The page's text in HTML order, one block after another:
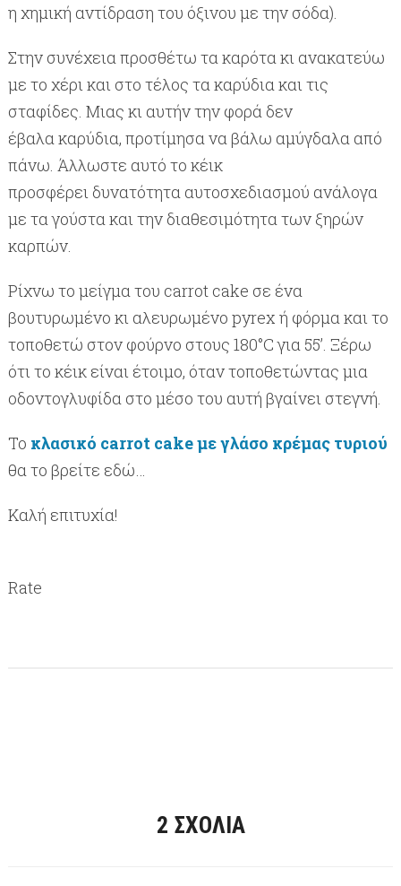
η χημική αντίδραση του όξινου με την σόδα).
Στην συνέχεια προσθέτω τα καρότα κι ανακατεύω
με το χέρι και στο τέλος τα καρύδια και τις
σταφίδες. Μιας κι αυτήν την φορά δεν
έβαλα καρύδια, προτίμησα να βάλω αμύγδαλα από
πάνω. Άλλωστε αυτό το κέικ
προσφέρει δυνατότητα αυτοσχεδιασμού ανάλογα
με τα γούστα και την διαθεσιμότητα των ξηρών
καρπών.
Ρίχνω το μείγμα του carrot cake σε ένα
βουτυρωμένο κι αλευρωμένο pyrex ή φόρμα και το
τοποθετώ στoν φούρνο στους 180°Cγια 55’. Ξέρω
ότι το κέικ είναι έτοιμο, όταν τοποθετώντας μια
οδοντογλυφίδα στο μέσο του αυτή βγαίνει στεγνή.
To κλασικό carrot cake με γλάσο κρέμας τυριού
θα το βρείτε εδώ…
Καλή επιτυχία!
Rate
2 ΣΧΌΛΙΑ